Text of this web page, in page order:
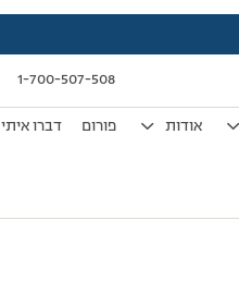
1-700-507-508
אודות פורום דברו איתי